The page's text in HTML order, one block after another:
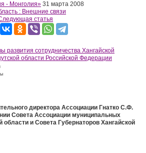
- Монголия» 31 марта 2008
: Внешние связи
статья
директора Ассоциации Гнатко С.Ф.
Совета Ассоциации муниципальных
области и Совета Губернаторов Хангайской